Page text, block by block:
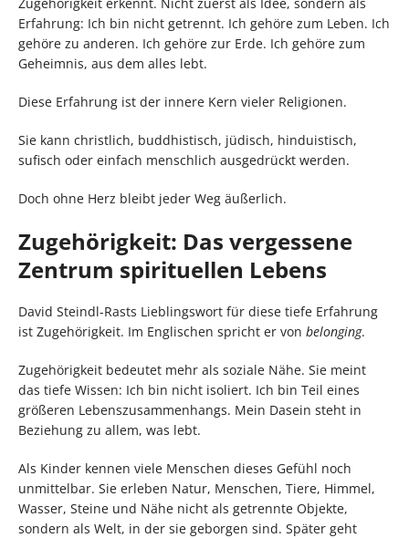
Erfahrung: Ich bin nicht getrennt. Ich gehöre zum Leben. Ich
gehöre zu anderen. Ich gehöre zur Erde. Ich gehöre zum
Geheimnis, aus dem alles lebt.
Diese Erfahrung ist der innere Kern vieler Religionen.
Sie kann christlich, buddhistisch, jüdisch, hinduistisch,
sufisch oder einfach menschlich ausgedrückt werden.
Doch ohne Herz bleibt jeder Weg äußerlich.
Zugehörigkeit: Das vergessene
Zentrum spirituellen Lebens
David Steindl-Rasts Lieblingswort für diese tiefe Erfahrung
ist Zugehörigkeit. Im Englischen spricht er von belonging.
Zugehörigkeit bedeutet mehr als soziale Nähe. Sie meint
das tiefe Wissen: Ich bin nicht isoliert. Ich bin Teil eines
größeren Lebenszusammenhangs. Mein Dasein steht in
Beziehung zu allem, was lebt.
Als Kinder kennen viele Menschen dieses Gefühl noch
unmittelbar. Sie erleben Natur, Menschen, Tiere, Himmel,
Wasser, Steine und Nähe nicht als getrennte Objekte,
sondern als Welt, in der sie geborgen sind. Später geht